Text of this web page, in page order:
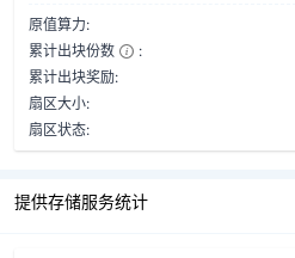
原值算力:
累计出块份数
:
累计出块奖励:
扇区大小:
扇区状态:
提供存储服务统计